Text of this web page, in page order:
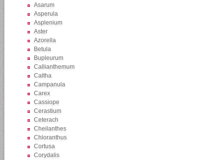
Asarum
Asperula
Asplenium
Aster
Azorella
Betula
Bupleurum
Callianthemum
Caltha
Campanula
Carex
Cassiope
Cerastium
Ceterach
Cheilanthes
Chloranthus
Cortusa
Corydalis